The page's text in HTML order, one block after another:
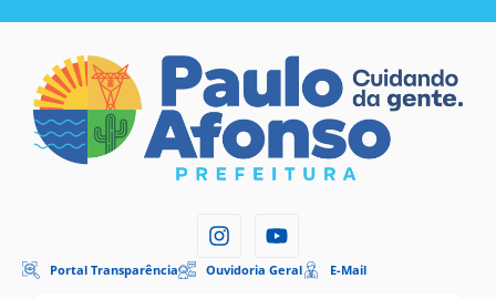
Portal Transparência Ouvidoria Geral E-Mail